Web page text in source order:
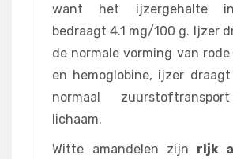
want het ijzergehalte
bedraagt 4.1 mg/100 g. Ijzer
de normale vorming van rode
en hemoglobine, ijzer
normaal
lichaam.
Witte amandelen zijn rijk